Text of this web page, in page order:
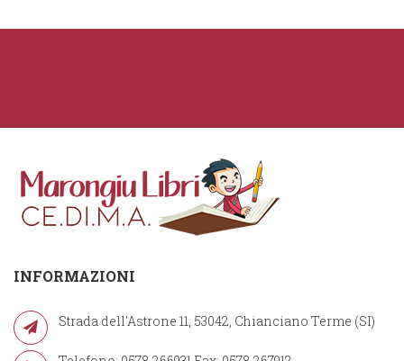
INFORMAZIONI
Strada dell'Astrone 11, 53042, Chianciano Terme (SI)